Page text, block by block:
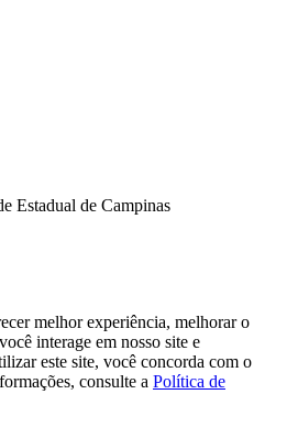
Estadual de Campinas
melhor experiência, melhorar o
interage em nosso site e
este site, você concorda com o
consulte a Política de